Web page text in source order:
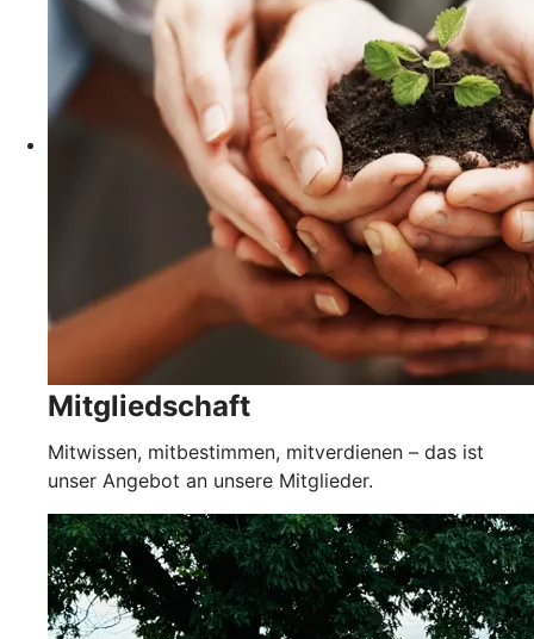
Mitgliedschaft
Mitwissen, mitbestimmen, mitverdienen – das ist
unser Angebot an unsere Mitglieder.